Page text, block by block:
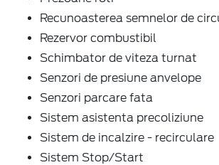
Recunoasterea semnelor de
Rezervor combustibil
Schimbator de viteza turnat
Senzori de presiune anvelope
Senzori parcare fata
Sistem asistenta precoliziune
Sistem de incalzire - recirculare
Sistem Stop/Start